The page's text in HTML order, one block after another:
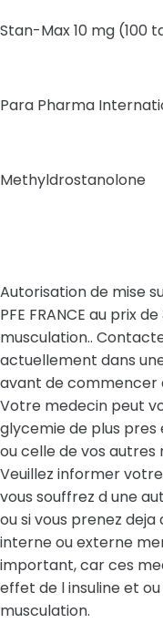
Stan-Max 10 mg (100
Para Pharma
Methyldrostanolone
Autorisation de mise
PFE FRANCE au prix
musculation..
actuellement dans
avant de commencer
Votre medecin peut
glycemie de plus pres
ou celle de vos
Veuillez informer
vous souffrez d une
ou si vous prenez
interne ou externe
important, car ces
effet de l insuline et
musculation.